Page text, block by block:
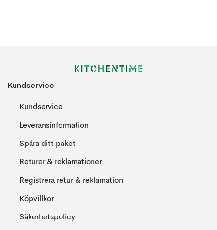
Kundservice
Kundservice
Leveransinformation
Spåra ditt paket
Returer & reklamationer
Registrera retur & reklamation
Köpvillkor
Säkerhetspolicy